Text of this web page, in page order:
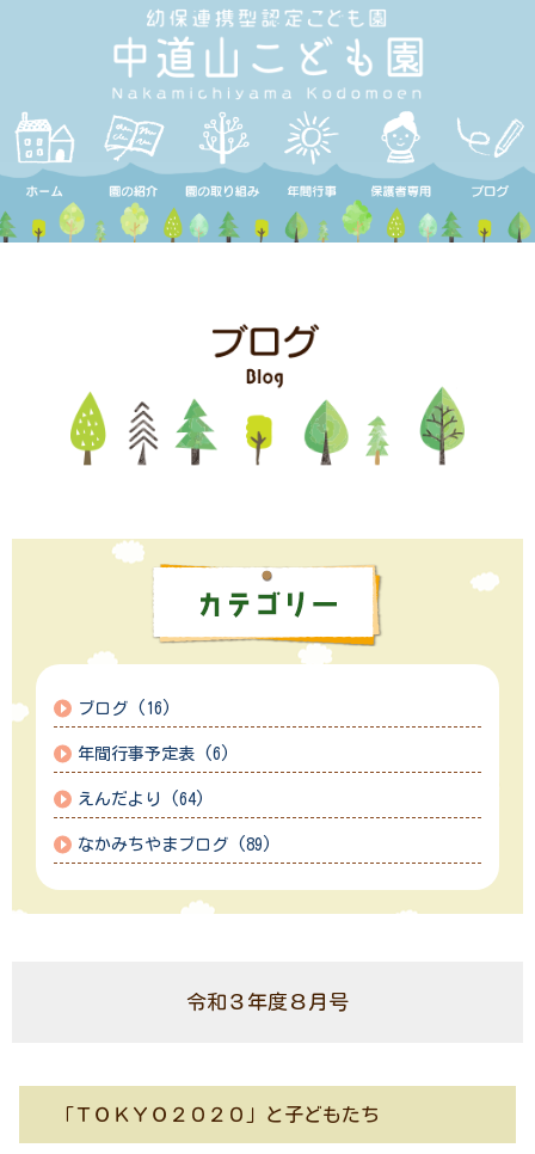
ブログ (16)
年間行事予定表 (6)
えんだより (64)
なかみちやまブログ (89)
令和３年度８月号
「ＴＯＫＹＯ２０２０」と子どもたち